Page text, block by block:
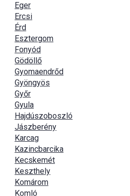
Eger
Ercsi
Érd
Esztergom
Fonyód
Gödöllő
Gyomaendrőd
Gyöngyös
Győr
Gyula
Hajdúszoboszló
Jászberény
Karcag
Kazincbarcika
Kecskemét
Keszthely
Komárom
Komló